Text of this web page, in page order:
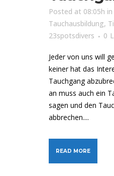
Posted at 08:05h in
Tauchausbildung,
23spotsdivers
0
Jeder von uns will
keiner hat das
Tauchgang
an muss auch ein
sagen und den
abbrechen....
READ MORE